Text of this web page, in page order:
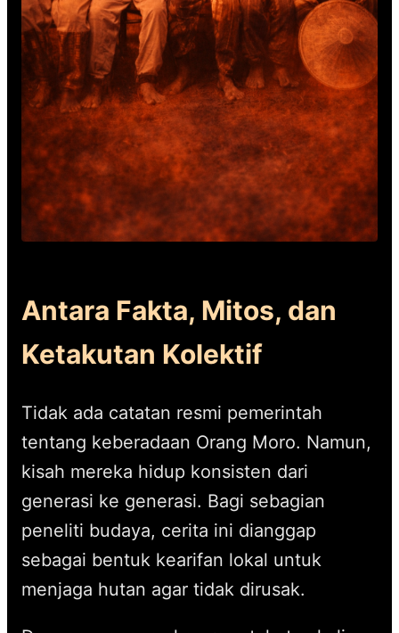
Antara Fakta, Mitos, dan
Ketakutan Kolektif
Tidak ada catatan resmi pemerintah
tentang keberadaan Orang Moro. Namun,
kisah mereka hidup konsisten dari
generasi ke generasi. Bagi sebagian
peneliti budaya, cerita ini dianggap
sebagai bentuk kearifan lokal untuk
menjaga hutan agar tidak dirusak.